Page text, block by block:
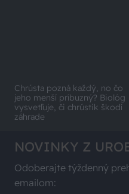
jeho menší príbuzný? Biológ
vysvetľuje, či chrústik škodí
záhrade
NOVINKY Z
emailom: